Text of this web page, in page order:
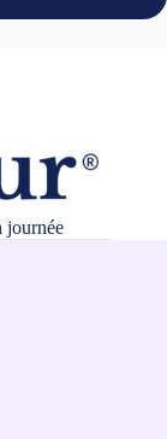
journée